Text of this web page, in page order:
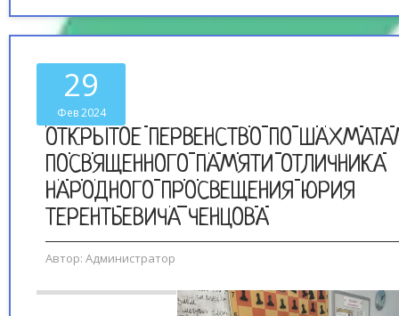
29
Фев 2024
ОТКРЫТОЕ ПЕРВЕНСТВО ПО
ПОСВЯЩЕННОГО ПАМЯТИ ОТЛИЧНИКА
НАРОДНОГО ПРОСВЕЩЕНИЯ ЮРИЯ
ТЕРЕНТЬЕВИЧА ЧЕНЦОВА
Автор: Администратор